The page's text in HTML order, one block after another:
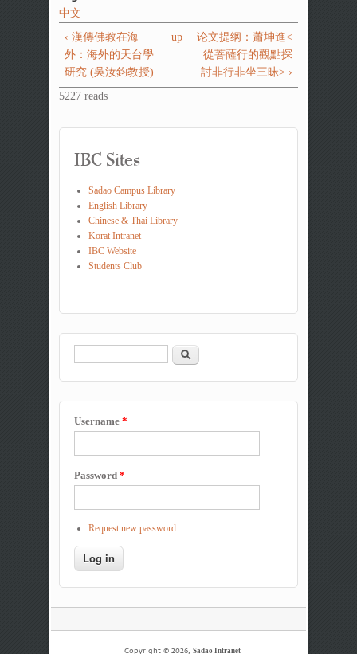
中文
‹ 漢傳佛教在海
外：海外的天台學
研究 (吳汝鈞教授)
up
论文提纲：蕭坤進<
從菩薩行的觀點探
討非行非坐三昧> ›
5227 reads
IBC Sites
Sadao Campus Library
English Library
Chinese & Thai Library
Korat Intranet
IBC Website
Students Club
Search form
Search
Username *
Password *
Request new password
Copyright © 2026, Sadao Intranet